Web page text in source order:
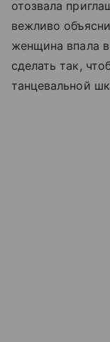
отозвала
вежливо
женщина впала
сделать так,
танцевальной